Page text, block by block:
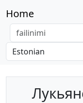
Home